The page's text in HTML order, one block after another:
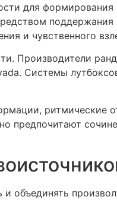
для
и чувственного
Производители
Системы
ритмические
предпочитают
объединять